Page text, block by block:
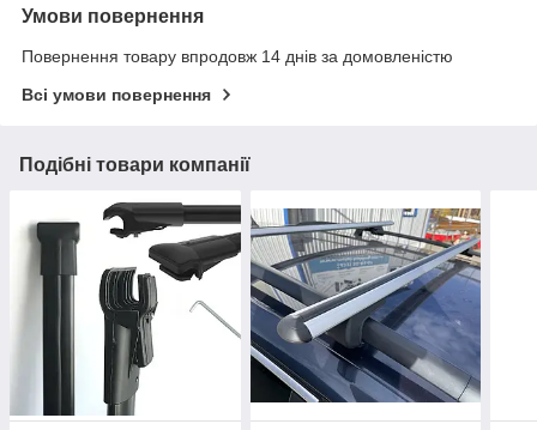
Умови повернення
Повернення товару впродовж 14 днів за домовленістю
Всі умови повернення
Подібні товари компанії